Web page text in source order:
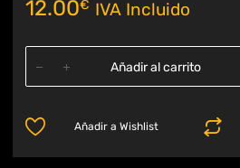
12.00€ IVA Incluido
Añadir al carrito
Añadir a Wishlist